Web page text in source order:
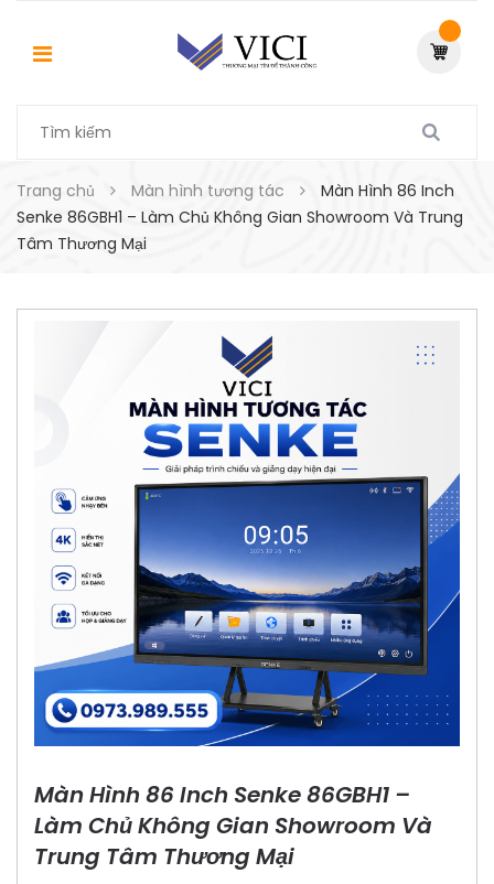
Trang chủ Màn hình tương tác
Màn Hình 86 Inch
Senke 86GBH1 – Làm Chủ Không Gian Showroom Và Trung
Tâm Thương Mại
Màn Hình 86 Inch Senke 86GBH1 –
Làm Chủ Không Gian Showroom Và
Trung Tâm Thương Mại